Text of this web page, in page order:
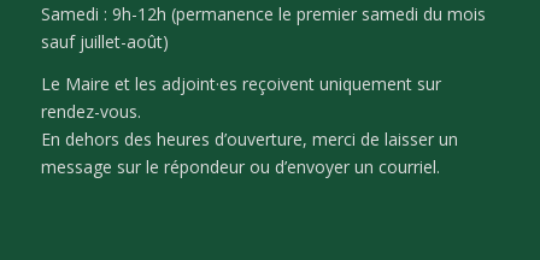
Samedi : 9h-12h (permanence le premier samedi du mois
sauf juillet-août)
Le Maire et les adjoint·es reçoivent uniquement sur
rendez-vous.
En dehors des heures d’ouverture, merci de laisser un
message sur le répondeur ou d’envoyer un courriel.